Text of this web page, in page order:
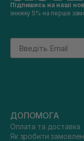
Підпишись на наші
знижку 5% на перше
Email
ДОПОМОГА
Оплата та доставка
Як зробити